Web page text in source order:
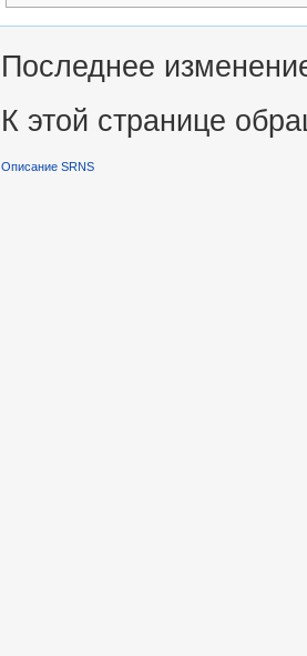
Последнее
К этой странице
Описание SRNS